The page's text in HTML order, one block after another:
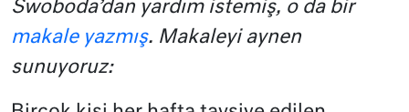
Swoboda’dan yardım istemiş, o da bir
makale yazmış. Makaleyi aynen
sunuyoruz: